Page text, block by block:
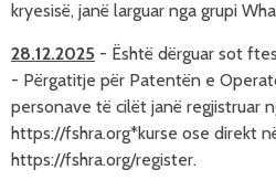
kryesisë, janë larguar nga grupi
28.12.2025 - Është dërguar sot
- Përgatitje për Patentën e
personave të cilët janë regjistruar
https://fshra.org*kurse ose direkt
https://fshra.org/register.